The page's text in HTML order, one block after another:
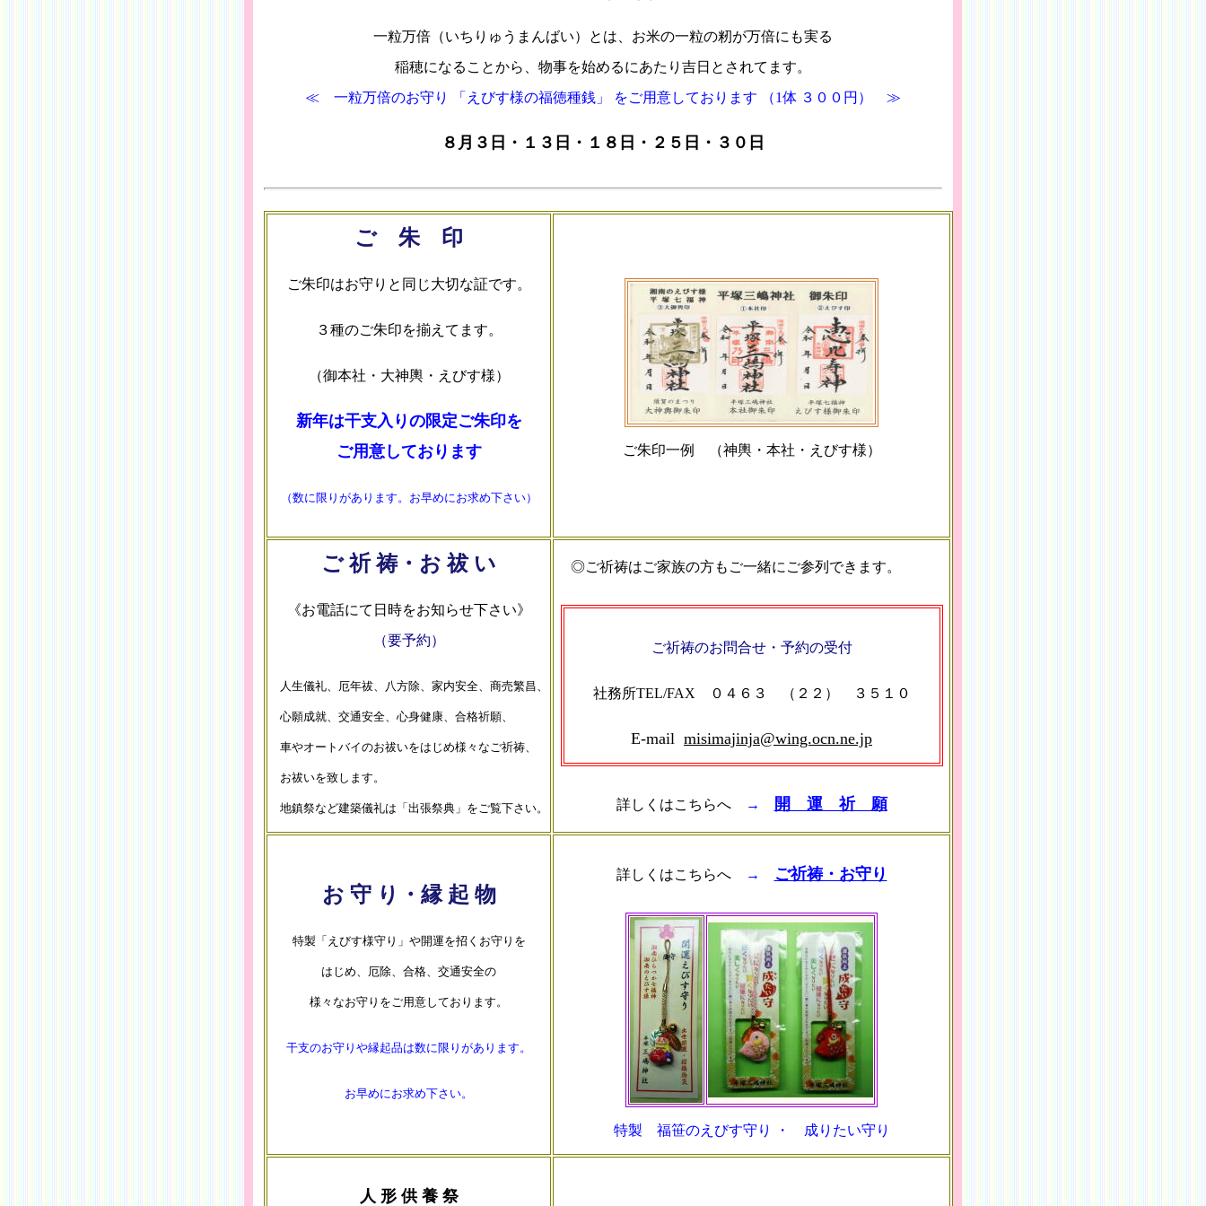
一粒万倍（いちりゅうまんばい）とは、お米の一粒の籾が万倍にも実る
稲穂になることから、物事を始めるにあたり吉日とされてます。
≪ 一粒万倍のお守り 「えびす様の福徳種銭」 をご用意しております （1体 ３００円） ≫
８月３日・１３日・１８日・２５日・３０日
ご 朱 印
ご朱印はお守りと同じ大切な証です。
３種のご朱印を揃えてます。
（御本社・大神輿・えびす様）
新年は干支入りの限定ご朱印を
ご用意しております
（数に限りがあります。お早めにお求め下さい）
ご朱印一例 （神輿・本社・えびす様）
ご 祈 祷・お 祓 い
《お電話にて日時をお知らせ下さい》
（要予約）
人生儀礼、厄年祓、八方除、家内安全、商売繁昌、
心願成就、交通安全、心身健康、合格祈願、
車やオートバイのお祓いをはじめ様々なご祈祷、
お祓いを致します。
地鎮祭など建築儀礼は「出張祭典」をご覧下さい。
◎ご祈祷はご家族の方もご一緒にご参列できます。
ご祈祷のお問合せ・予約の受付
社務所TEL/FAX ０４６３ （２２） ３５１０
E-mail misimajinja@wing.ocn.ne.jp
詳しくはこちらへ → 開 運 祈 願
お 守 り・縁 起 物
特製「えびす様守り」や開運を招くお守りを
はじめ、厄除、合格、交通安全の
様々なお守りをご用意しております。
干支のお守りや縁起品は数に限りがあります。
お早めにお求め下さい。
詳しくはこちらへ → ご祈祷・お守り
特製 福笹のえびす守り ・ 成りたい守り
人 形 供 養 祭